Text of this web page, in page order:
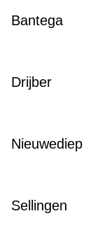
Bantega
Drijber
Nieuwediep
Sellingen